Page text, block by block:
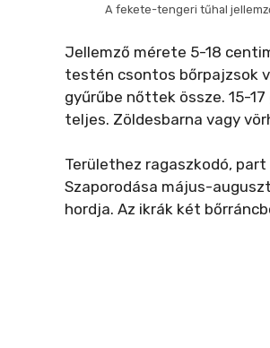
A fekete-tengeri tűhal
Jellemző mérete 5-18
testén csontos bőrpajzsok
gyűrűbe nőttek össze. 15-
teljes. Zöldesbarna vagy
Területhez ragaszkodó,
Szaporodása május-
hordja. Az ikrák két